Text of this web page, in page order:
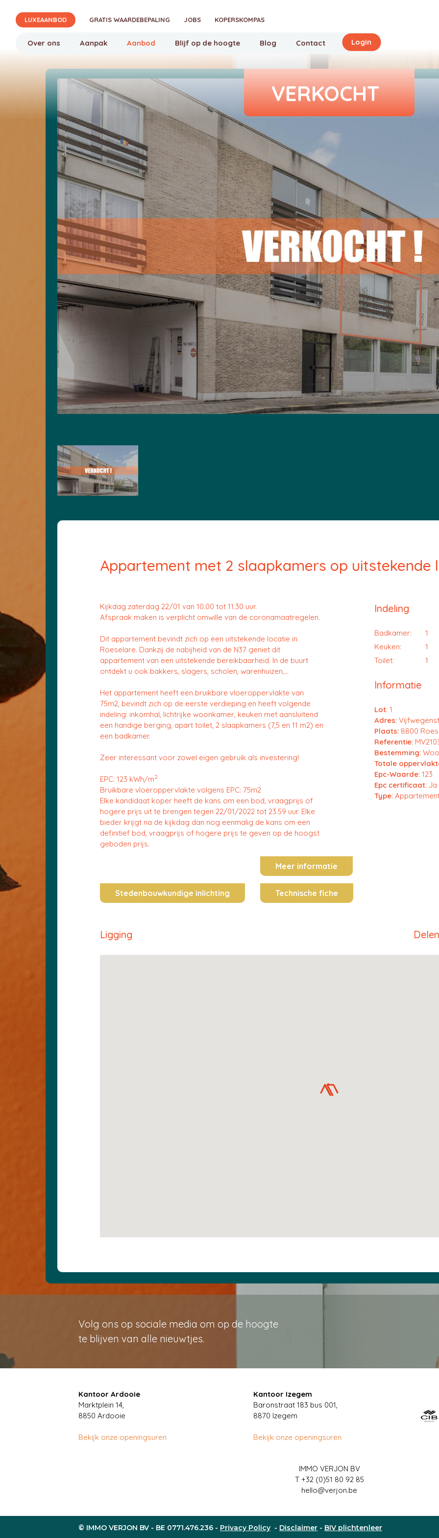
Verjon
LUXEAANBOD GRATIS WAARDEBEPALING JOBS KOPERSKOMPAS
Over ons Aanpak Aanbod Blijf op de hoogte Blog Contact Login
VERKOCHT
Appartement met 2 slaapkamers op uitstekende
Kijkdag zaterdag 22/01 van 10.00 tot 11.30 uur.
Afspraak maken is verplicht omwille van de coronamaatregelen.
Dit appartement bevindt zich op een uitstekende locatie in
Roeselare. Dankzij de nabijheid van de N37 geniet dit
appartement van een uitstekende bereikbaarheid. In de buurt
ontdekt u ook bakkers, slagers, scholen, warenhuizen,...
Het appartement heeft een bruikbare vloeroppervlakte van
75m2, bevindt zich op de eerste verdieping en heeft volgende
indeling: inkomhal, lichtrijke woonkamer, keuken met aansluitend
een handige berging, apart toilet, 2 slaapkamers (7,5 en 11 m2) en
een badkamer.
Zeer interessant voor zowel eigen gebruik als investering!
EPC: 123 kWh/m2
Bruikbare vloeroppervlakte volgens EPC: 75m2
Elke kandidaat koper heeft de kans om een bod, vraagprijs of
hogere prijs uit te brengen tegen 22/01/2022 tot 23.59 uur. Elke
bieder krijgt na de kijkdag dan nog eenmalig de kans om een
definitief bod, vraagprijs of hogere prijs te geven op de hoogst
geboden prijs.
Indeling
Badkamer:
1
Keuken:
1
Toilet:
1
Informatie
Lot: 1
Adres:
Plaats: 8800
Referentie:
Bestemming:
Totale
Epc-Waarde: 123
Epc certificaat:Ja
Type:
Meer informatie
Stedenbouwkundige inlichting Technische fiche
Ligging
Volg ons op sociale media om op de hoogte
te blijven van alle nieuwtjes.
Kantoor Ardooie
Marktplein 14,
8850 Ardooie
Bekijk onze openingsuren
Kantoor Izegem
Baronstraat 183 bus 001,
8870 Izegem
Bekijk onze openingsuren
IMMO VERJON BV
T +32 (0)51 80 92 85
hello@verjon.be
© IMMO VERJON BV - BE 0771.476.236 - Privacy Policy - Disclaimer - BIV plichtenleer